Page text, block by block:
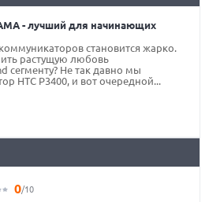
- лучший для начинающих
становится жарко.
растущую любовь
сегменту? Не так давно мы
HTC P3400, и вот очередной...
0/10